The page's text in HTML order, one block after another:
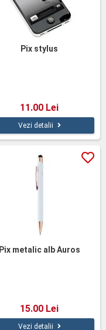
Pix stylus
11.00 Lei
Vezi detalii
Pix metalic alb Auros
15.00 Lei
Vezi detalii